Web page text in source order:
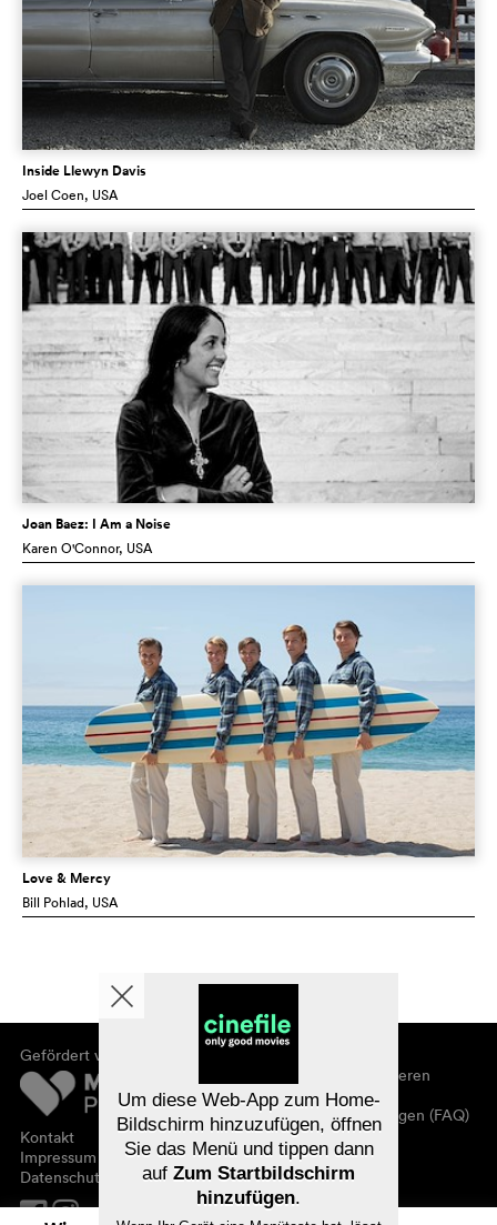
Inside Llewyn Davis
Joel Coen, USA
Joan Baez: I Am a Noise
Karen O'Connor, USA
Love & Mercy
Bill Pohlad, USA
Gefördert von
Kontakt
Impressum
Datenschutz
Registrieren/abonnieren
Newsletter
Häufig gestellte Fragen (FAQ)
Gutscheine
Um diese Web-App zum Home-
Bildschirm hinzuzufügen, öffnen
Sie das Menü und tippen dann
auf Zum Startbildschirm
hinzufügen.